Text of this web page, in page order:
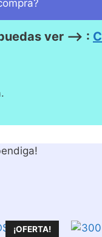
ver –> :
¡OFERTA!